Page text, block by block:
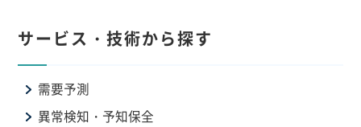
サービス・技術から探す
需要予測
異常検知・予知保全